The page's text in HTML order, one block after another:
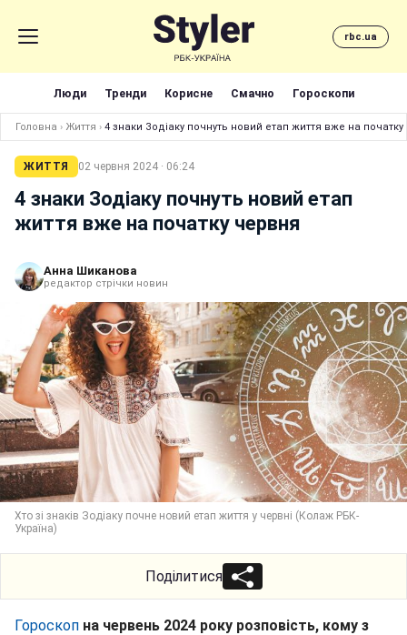
rbc.ua
Люди Тренди Корисне Смачно Гороскопи
Головна › Життя › 4 знаки Зодіаку почнуть новий етап життя вже на
ЖИТТЯ 02 червня 2024 · 06:24
4 знаки Зодіаку почнуть новий етап
життя вже на початку червня
Анна Шиканова
редактор стрічки новин
Хто зі знаків Зодіаку почне новий етап життя у червні (Колаж РБК-
Україна)
Поділитися
Гороскоп на червень 2024 року розповість, кому з